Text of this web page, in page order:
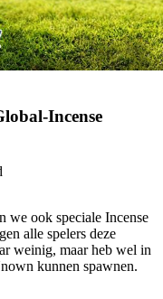
Incense
we ook speciale Incense
alle spelers deze
weinig, maar heb wel in
kunnen spawnen.